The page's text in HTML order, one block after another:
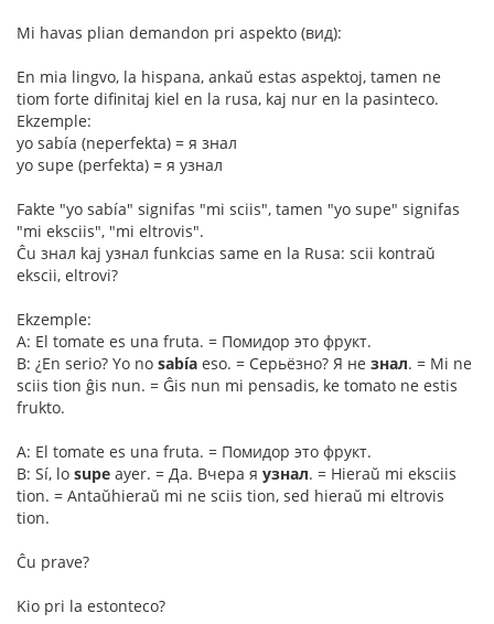
Mi havas plian demandon pri aspekto (вид):
En mia lingvo, la hispana, ankaŭ estas aspektoj, tamen ne
tiom forte difinitaj kiel en la rusa, kaj nur en la pasinteco.
Ekzemple:
yo sabía (neperfekta) = я знал
yo supe (perfekta) = я узнал
Fakte "yo sabía" signifas "mi sciis", tamen "yo supe" signifas
"mi eksciis", "mi eltrovis".
Ĉu знал kaj узнал funkcias same en la Rusa: scii kontraŭ
ekscii, eltrovi?
Ekzemple:
A: El tomate es una fruta. = Помидор это фрукт.
B: ¿En serio? Yo no sabía eso. = Серьёзно? Я не знал. = Mi ne
sciis tion ĝis nun. = Ĝis nun mi pensadis, ke tomato ne estis
frukto.
A: El tomate es una fruta. = Помидор это фрукт.
B: Sí, lo supe ayer. = Да. Вчера я узнал. = Hieraŭ mi eksciis
tion. = Antaŭhieraŭ mi ne sciis tion, sed hieraŭ mi eltrovis
tion.
Ĉu prave?
Kio pri la estonteco?